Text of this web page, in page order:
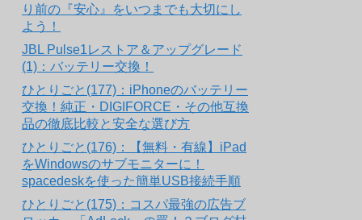
り前の『安心』をいつまでも大切にし
よう！
JBL Pulse1レストア＆アップグレード
(1)：バッテリー交換！
ひとりごと(177)：iPhoneのバッテリー
交換！純正・DIGIFORCE・その他互換
品の徹底比較と安全な選び方
ひとりごと(176)：【無料・有線】iPad
をWindowsのサブモニターに！
spacedeskを使った簡単USB接続手順
ひとりごと(175)：コスパ最強の広告ブ